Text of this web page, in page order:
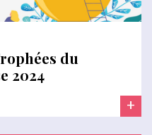
du
2024
+